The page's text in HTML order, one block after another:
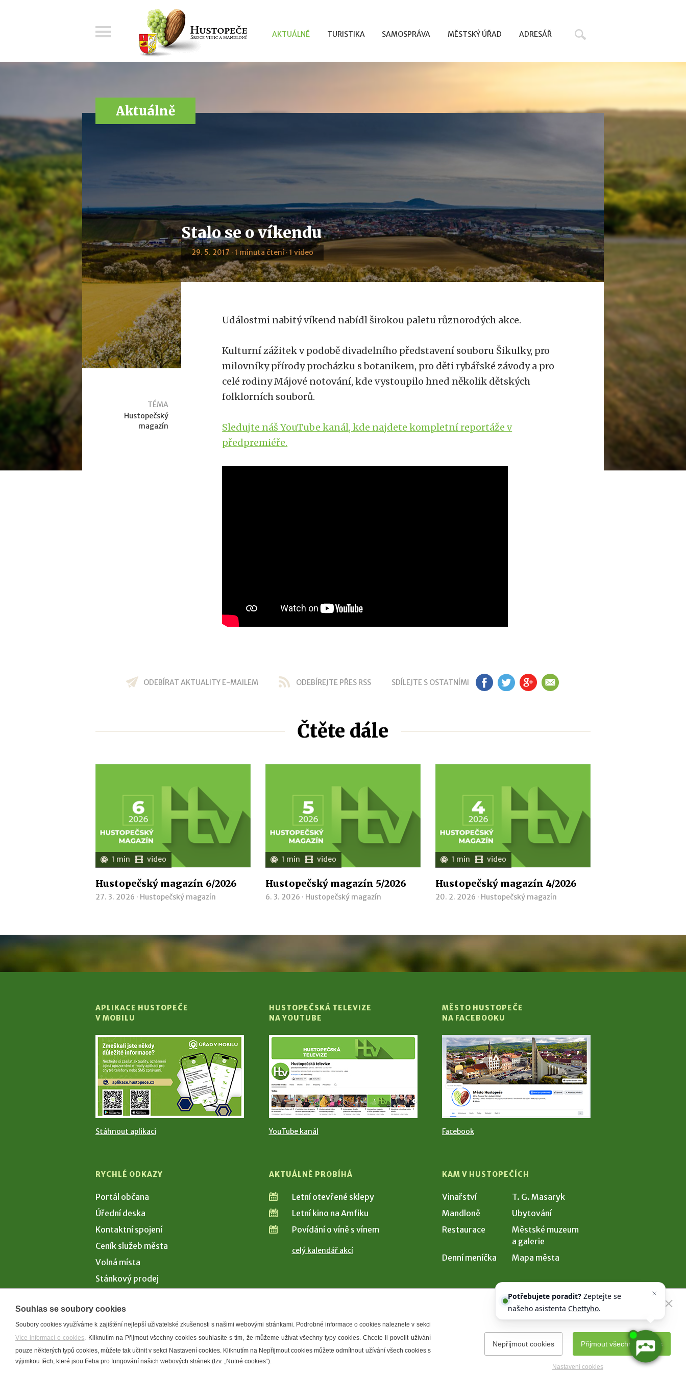
AKTUÁLNĚ TURISTIKA SAMOSPRÁVA MĚSTSKÝ ÚŘAD ADRESÁŘ
Aktuálně
Stalo se o víkendu
29. 5. 2017 · 1 minuta čtení · 1 video
TÉMA
Hustopečský
magazín
Událostmi nabitý víkend nabídl širokou paletu různorodých akce.
Kulturní zážitek v podobě divadelního představení souboru Šikulky, pro
milovníky přírody procházku s botanikem, pro děti rybářské závody a pro
celé rodiny Májové notování, kde vystoupilo hned několik dětských
folklorních souborů.
Sledujte náš YouTube kanál, kde najdete kompletní reportáže v
předpremiéře.
ODEBÍRAT AKTUALITY E-MAILEM ODEBÍREJTE PŘES RSS SDÍLEJTE S OSTATNÍMI FB TW GP EM
Čtěte dále
1 min video
Hustopečský magazín 6/2026
27. 3. 2026 · Hustopečský magazín
1 min video
Hustopečský magazín 5/2026
6. 3. 2026 · Hustopečský magazín
1 min video
Hustopečský magazín 4/2026
20. 2. 2026 · Hustopečský magazín
APLIKACE HUSTOPEČE
V MOBILU
Stáhnout aplikaci
HUSTOPEČSKÁ TELEVIZE
NA YOUTUBE
YouTube kanál
MĚSTO HUSTOPEČE
NA FACEBOOKU
Facebook
RYCHLÉ ODKAZY
Portál občana
Úřední deska
Kontaktní spojení
Ceník služeb města
Volná místa
Stánkový prodej
AKTUÁLNĚ PROBÍHÁ
Letní otevřené sklepy
Letní kino na Amfiku
Povídání o víně s vínem
celý kalendář akcí
KAM V HUSTOPEČÍCH
Vinařství
T. G. Masaryk
Mandloně
Ubytování
Restaurace
Městské muzeum
a galerie
Denní meníčka
Mapa města
Souhlas se soubory cookies
Soubory cookies využíváme k zajištění nejlepší uživatelské zkušenosti s našimi webovými stránkami. Podrobné informace o cookies naleznete v sekci
Více informací o cookies. Kliknutím na Přijmout všechny cookies souhlasíte s tím, že můžeme užívat všechny typy cookies. Chcete-li povolit užívání
pouze některých typů cookies, můžete tak učinit v sekci Nastavení cookies. Kliknutím na Nepřijmout cookies můžete odmítnout užívání všech cookies s
výjimkou těch, které jsou třeba pro fungování našich webových stránek (tzv. „Nutné cookies“).
Přijmout všechny cookies
Nepřijmout cookies
Nastavení cookies
Potřebujete poradit? Zeptejte se
našeho asistentaChettyho.